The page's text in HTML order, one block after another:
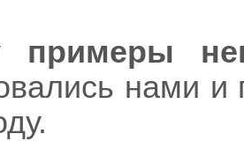
примеры
нами